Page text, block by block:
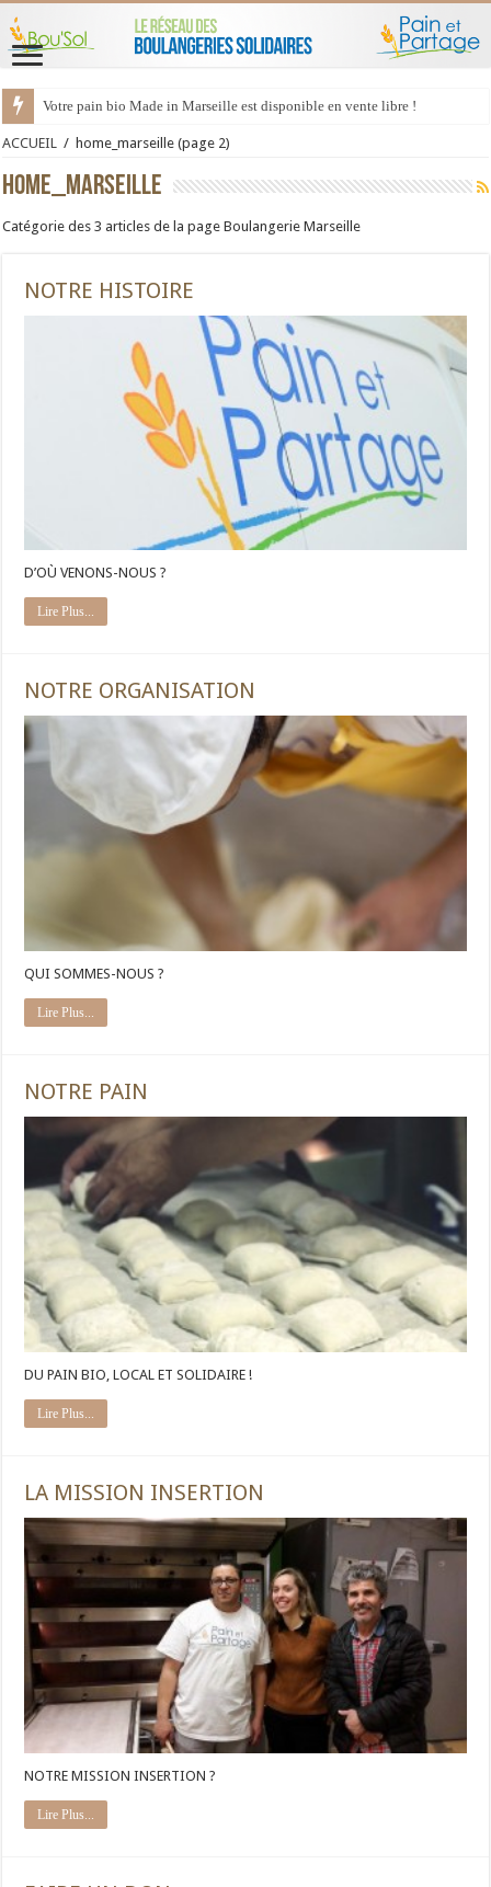
Votre pain bio Made in Marseille est disponible en vente libre !
ACCUEIL / home_marseille (page 2)
home_marseille
Catégorie des 3 articles de la page Boulangerie Marseille
NOTRE HISTOIRE
D’OÙ VENONS-NOUS ?
Lire Plus...
NOTRE ORGANISATION
QUI SOMMES-NOUS ?
Lire Plus...
NOTRE PAIN
DU PAIN BIO, LOCAL ET SOLIDAIRE !
Lire Plus...
LA MISSION INSERTION
NOTRE MISSION INSERTION ?
Lire Plus...